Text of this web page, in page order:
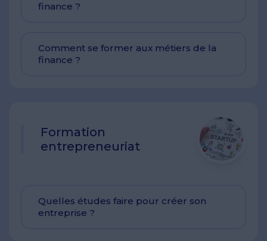
finance ?
Comment se former aux métiers de la
finance ?
Formation
entrepreneuriat
Quelles études faire pour créer son
entreprise ?